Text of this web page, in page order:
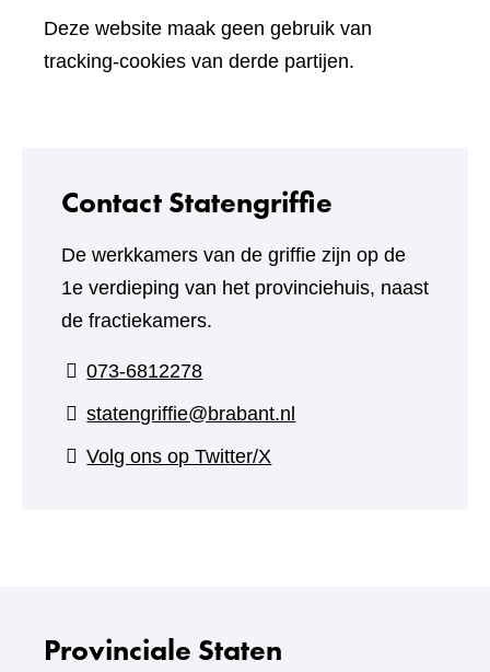
Deze website maak geen gebruik van
tracking-cookies van derde partijen.
Contact Statengriffie
De werkkamers van de griffie zijn op de
1e verdieping van het provinciehuis, naast
de fractiekamers.
073-6812278
statengriffie@brabant.nl
Volg ons op Twitter/X
Provinciale Staten